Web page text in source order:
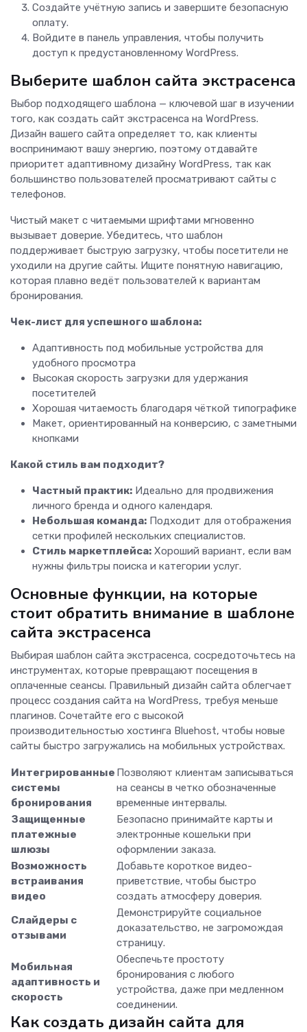
Создайте учётную запись и завершите безопасную
оплату.
Войдите в панель управления, чтобы получить
доступ к предустановленному WordPress.
Выберите шаблон сайта экстрасенса
Выбор подходящего шаблона — ключевой шаг в изучении
того, как создать сайт экстрасенса на WordPress.
Дизайн вашего сайта определяет то, как клиенты
воспринимают вашу энергию, поэтому отдавайте
приоритет адаптивному дизайну WordPress, так как
большинство пользователей просматривают сайты с
телефонов.
Чистый макет с читаемыми шрифтами мгновенно
вызывает доверие. Убедитесь, что шаблон
поддерживает быструю загрузку, чтобы посетители не
уходили на другие сайты. Ищите понятную навигацию,
которая плавно ведёт пользователей к вариантам
бронирования.
Чек-лист для успешного шаблона:
Адаптивность под мобильные устройства для
удобного просмотра
Высокая скорость загрузки для удержания
посетителей
Хорошая читаемость благодаря чёткой типографике
Макет, ориентированный на конверсию, с заметными
кнопками
Какой стиль вам подходит?
Частный практик: Идеально для продвижения
личного бренда и одного календаря.
Небольшая команда: Подходит для отображения
сетки профилей нескольких специалистов.
Стиль маркетплейса: Хороший вариант, если вам
нужны фильтры поиска и категории услуг.
Основные функции, на которые
стоит обратить внимание в шаблоне
сайта экстрасенса
Выбирая шаблон сайта экстрасенса, сосредоточьтесь на
инструментах, которые превращают посещения в
оплаченные сеансы. Правильный дизайн сайта облегчает
процесс создания сайта на WordPress, требуя меньше
плагинов. Сочетайте его с высокой
производительностью хостинга Bluehost, чтобы новые
сайты быстро загружались на мобильных устройствах.
Интегрированные
системы
бронирования
Позволяют клиентам записываться
на сеансы в четко обозначенные
временные интервалы.
Защищенные
платежные
шлюзы
Безопасно принимайте карты и
электронные кошельки при
оформлении заказа.
Возможность
встраивания
видео
Добавьте короткое видео-
приветствие, чтобы быстро
создать атмосферу доверия.
Слайдеры с
отзывами
Демонстрируйте социальное
доказательство, не загромождая
страницу.
Мобильная
адаптивность и
скорость
Обеспечьте простоту
бронирования с любого
устройства, даже при медленном
соединении.
Как создать дизайн сайта для